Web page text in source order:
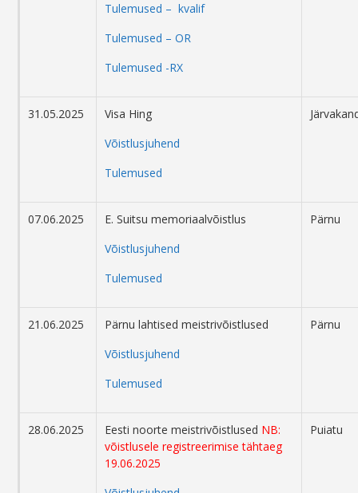
Tulemused – kvalif
Tulemused – OR
Tulemused -RX
31.05.2025
Visa Hing
Võistlusjuhend
Tulemused
07.06.2025
E. Suitsu memoriaalvõistlus
Võistlusjuhend
Tulemused
Pärnu
21.06.2025
Pärnu lahtised meistrivõistlused
Võistlusjuhend
Tulemused
Pärnu
28.06.2025 Eesti noorte meistrivõistlused NB:
võistlusele registreerimise tähtaeg
19.06.2025
Puiatu